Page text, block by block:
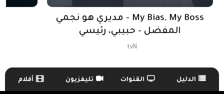
My Bias, My Boss - مديري هو نجمي
المفضل - حبيبي، رئيسي
tvN
TV Guide Menu الدليل القنوات تليفزيون أفلام